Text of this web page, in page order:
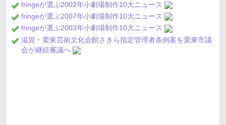
fringeが選ぶ2002年小劇場制作10大ニュース
fringeが選ぶ2007年小劇場制作10大ニュース
fringeが選ぶ2003年小劇場制作10大ニュース
滋賀・栗東芸術文化会館さきら指定管理者条例案を栗東市議
会が継続審議へ